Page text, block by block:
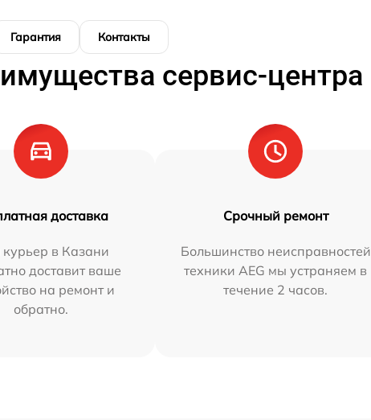
Гарантия Контакты
сервис-центра
доставка
в Казани
доставит ваше
на ремонт и
обратно.
Срочный ремонт
Большинство неисправностей
техники AEG мы устраняем в
течение 2 часов.